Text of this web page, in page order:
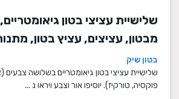
שלישיית עציצי בטון
מבטון, עציצים, עציץ בטון,
מתנה לבית, מתנה ליום הולדת,
מתנות סוף שנה למורים
בטון שיק
שלישיית עציצי בטון גיאומטריים בשלושה צבעים
פוקסיה, טורקיז). יוסיפו אור וצבע ויראו נ ...